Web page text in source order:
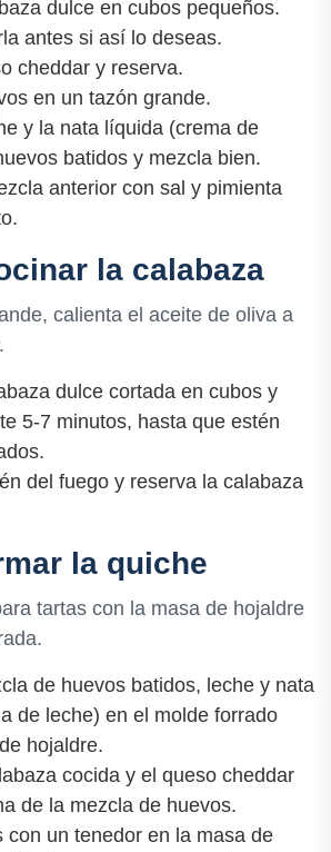
dulce en cubos pequeños.
antes si así lo deseas.
cheddar y reserva.
en un tazón grande.
y la nata líquida (crema de
batidos y mezcla bien.
anterior con sal y pimienta
la calabaza
calienta el aceite de oliva a
dulce cortada en cubos y
5-7 minutos, hasta que estén
del fuego y reserva la calabaza
la quiche
tartas con la masa de hojaldre
de huevos batidos, leche y nata
de leche) en el molde forrado
hojaldre.
cocida y el queso cheddar
de la mezcla de huevos.
con un tenedor en la masa de